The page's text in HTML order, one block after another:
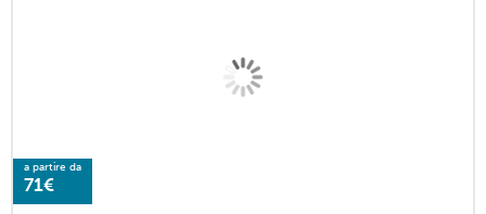
a partire da
71€